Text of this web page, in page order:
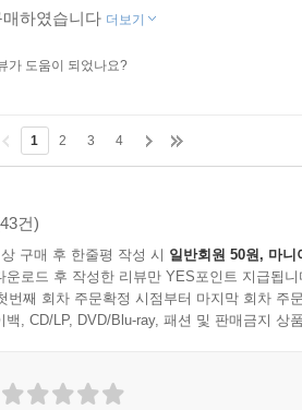
매하였습니다 더보기
가 도움이 되었나요?
1 2 3 4
건)
구매 후 한줄평 작성 시 일반회원 50원, 마니
운로드 후 작성한 리뷰만 YES포인트 지급됩니
번째 회차 주문확정 시점부터 마지막 회차 주
백, CD/LP, DVD/Blu-ray, 패션 및 판매금지 상